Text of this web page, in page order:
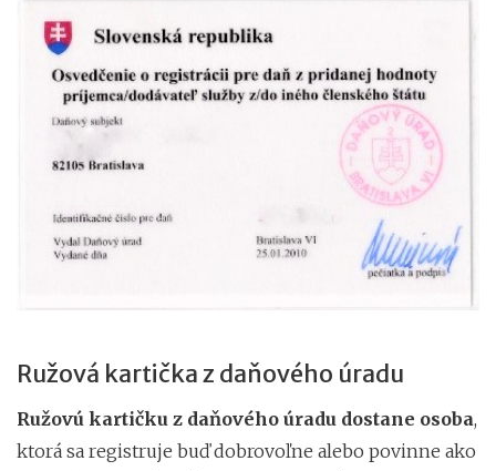
Ružová kartička z daňového úradu
Ružovú kartičku z daňového úradu dostane osoba,
ktorá sa registruje buď dobrovoľne alebo povinne ako